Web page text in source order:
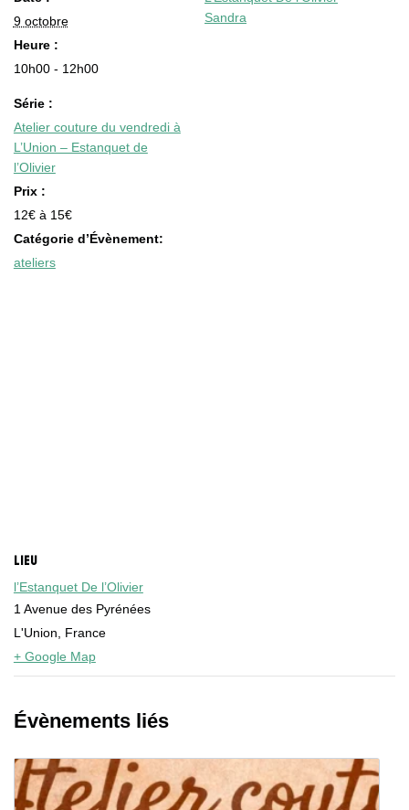
9 octobre
Heure :
10h00 - 12h00
Série :
Atelier couture du vendredi à
L’Union – Estanquet de
l’Olivier
Prix :
12€ à 15€
Catégorie d’Évènement:
ateliers
Sandra
LIEU
l’Estanquet De l’Olivier
1 Avenue des Pyrénées
L'Union, France
+ Google Map
Évènements liés